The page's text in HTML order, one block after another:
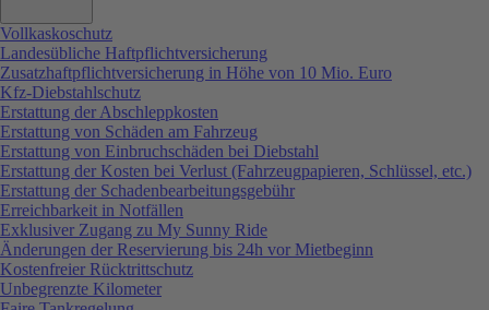
Vollkaskoschutz
Landesübliche Haftpflichtversicherung
Zusatzhaftpflichtversicherung in Höhe von 10 Mio. Euro
Kfz-Diebstahlschutz
Erstattung der Abschleppkosten
Erstattung von Schäden am Fahrzeug
Erstattung von Einbruchschäden bei Diebstahl
Erstattung der Kosten bei Verlust (Fahrzeugpapieren, Schlüssel, etc.)
Erstattung der Schadenbearbeitungsgebühr
Erreichbarkeit in Notfällen
Exklusiver Zugang zu My Sunny Ride
Änderungen der Reservierung bis 24h vor Mietbeginn
Kostenfreier Rücktrittschutz
Unbegrenzte Kilometer